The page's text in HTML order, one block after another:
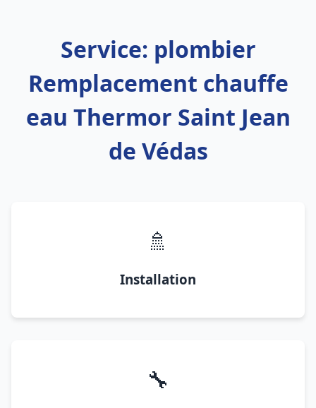
Service: plombier
Remplacement chauffe
eau Thermor Saint Jean
de Védas
🚿
Installation
🔧